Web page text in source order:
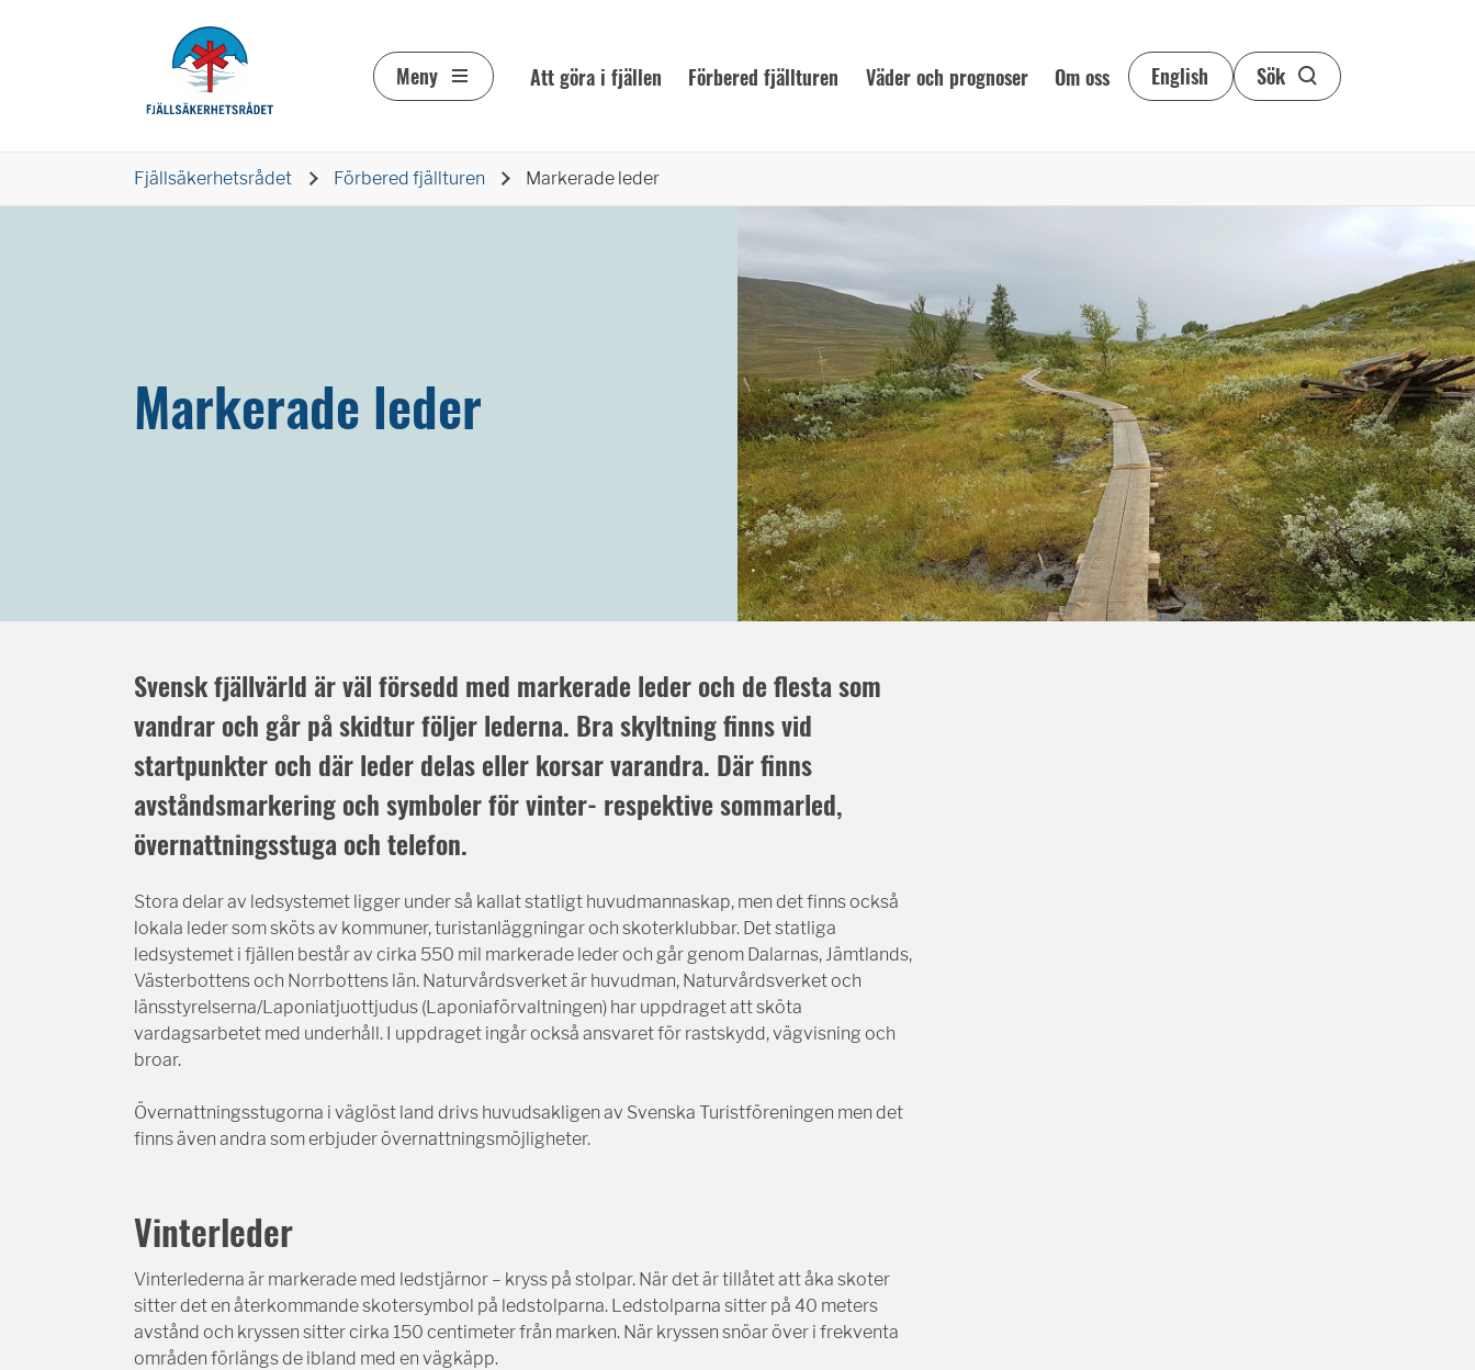
Meny Att göra i fjällen Förbered fjällturen Väder och prognoser Om oss English Sök
Fjällsäkerhets­rådet Förbered fjällturen Markerade leder
Markerade leder
Svensk fjällvärld är väl försedd med markerade leder och de flesta som
vandrar och går på skidtur följer lederna. Bra skyltning finns vid
startpunkter och där leder delas eller korsar varandra. Där finns
avståndsmarkering och symboler för vinter- respektive sommarled,
övernattningsstuga och telefon.
Stora delar av ledsystemet ligger under så kallat statligt huvudmannaskap, men det finns också
lokala leder som sköts av kommuner, turistanläggningar och skoterklubbar. Det statliga
ledsystemet i fjällen består av cirka 550 mil markerade leder och går genom Dalarnas, Jämtlands,
Västerbottens och Norrbottens län. Naturvårdsverket är huvudman, Naturvårdsverket och
länsstyrelserna/Laponiatjuottjudus (Laponiaförvaltningen) har uppdraget att sköta
vardagsarbetet med underhåll. I uppdraget ingår också ansvaret för rastskydd, vägvisning och
broar.
Övernattningsstugorna i väglöst land drivs huvudsakligen av Svenska Turistföreningen men det
finns även andra som erbjuder övernattningsmöjligheter.
Vinterleder
Vinterlederna är markerade med ledstjärnor – kryss på stolpar. När det är tillåtet att åka skoter
sitter det en återkommande skotersymbol på ledstolparna. Ledstolparna sitter på 40 meters
avstånd och kryssen sitter cirka 150 centimeter från marken. När kryssen snöar över i frekventa
områden förlängs de ibland med en vägkäpp.